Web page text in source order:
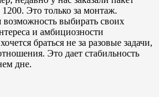
Это только за монтаж.
выбирать своих
и амбициозности
браться не за разовые задачи,
Это дает стабильность
дне.